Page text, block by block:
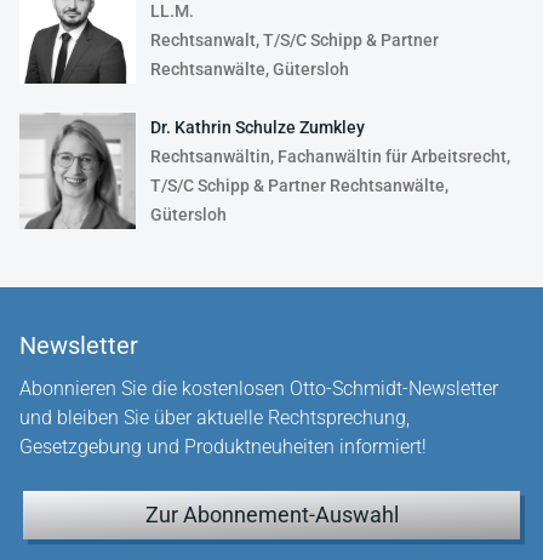
LL.M.
Rechtsanwalt, T/S/C Schipp & Partner
Rechtsanwälte, Gütersloh
Dr. Kathrin Schulze Zumkley
Rechtsanwältin, Fachanwältin für Arbeitsrecht,
T/S/C Schipp & Partner Rechtsanwälte,
Gütersloh
Newsletter
Abonnieren Sie die kostenlosen Otto-Schmidt-Newsletter
und bleiben Sie über aktuelle Rechtsprechung,
Gesetzgebung und Produktneuheiten informiert!
Zur Abonnement-Auswahl